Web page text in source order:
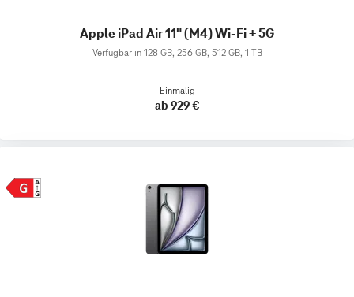
Apple iPad Air 11" (M4) Wi-Fi + 5G
Verfügbar in 128 GB, 256 GB, 512 GB, 1 TB
Einmalig
ab 929 €